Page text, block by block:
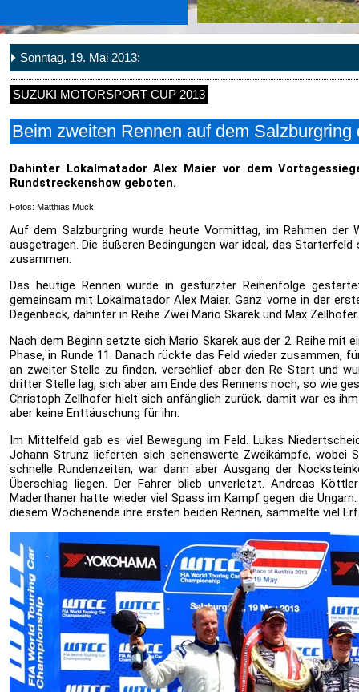
Sonntag, 19. Mai 2013:
SUZUKI MOTORSPORT CUP 2013
Beim zweiten Rennen auf dem
Dahinter Lokalmatador Alex Maier vor dem
Rundstreckenshow geboten.
Fotos: Matthias Muck
Auf dem Salzburgring wurde heute Vormittag, im Rahmen
ausgetragen. Die äußeren Bedingungen war ideal, das
zusammen.
Das heutige Rennen wurde in gestürzter Reihenfolge
gemeinsam mit Lokalmatador Alex Maier. Ganz vorne in der
Degenbeck, dahinter in Reihe Zwei Mario Skarek und Max Zellhofer.
Nach dem Beginn setzte sich Mario Skarek aus der 2. Reihe
Phase, in Runde 11. Danach rückte das Feld wieder zusammen,
an zweiter Stelle zu finden, verschlief aber den Re-Start und
dritter Stelle lag, sich aber am Ende des Rennens noch, so wie
Christoph Zellhofer hielt sich anfänglich zurück, damit war es
aber keine Enttäuschung für ihn.
Im Mittelfeld gab es viel Bewegung im Feld. Lukas
Johann Strunz lieferten sich sehenswerte Zweikämpfe, wobei
schnelle Rundenzeiten, war dann aber Ausgang der
Überschlag liegen. Der Fahrer blieb unverletzt. Andreas
Maderthaner hatte wieder viel Spass im Kampf gegen die
diesem Wochenende ihre ersten beiden Rennen, sammelte viel